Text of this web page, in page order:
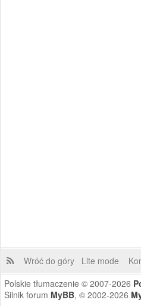
Wróć do góry Lite mode
Polskie tłumaczenie © 2007-2026
Silnik forum MyBB, © 2002-2026